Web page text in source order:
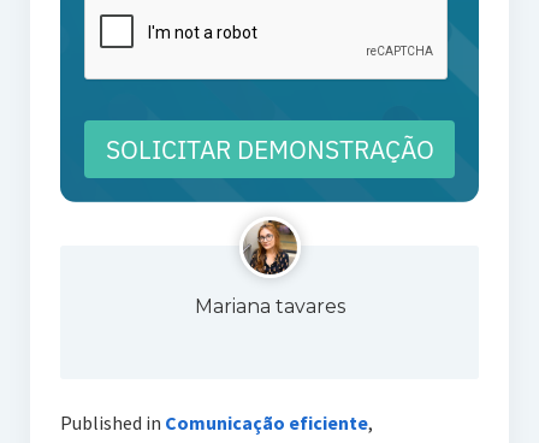
SOLICITAR DEMONSTRAÇÃO
Mariana tavares
Published in Comunicação eficiente,